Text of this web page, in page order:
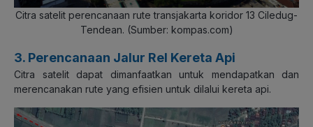
Citra satelit perencanaan rute transjakarta koridor 13 Ciledug-
Tendean. (Sumber: kompas.com)
3. Perencanaan Jalur Rel Kereta Api
Citra satelit dapat dimanfaatkan untuk mendapatkan dan
merencanakan rute yang efisien untuk dilalui kereta api.